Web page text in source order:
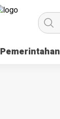
Pemerintahan